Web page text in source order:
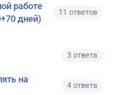
работе
дней)
11 ответов
3 ответа
на
4 ответа